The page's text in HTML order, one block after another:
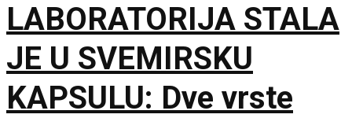
LABORATORIJA STALA
JE U SVEMIRSKU
KAPSULU: Dve vrste